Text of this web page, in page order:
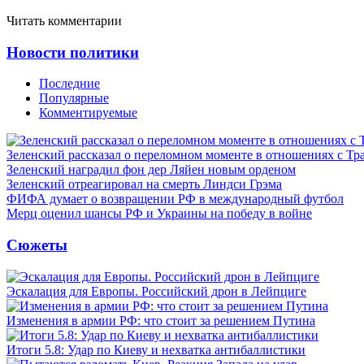
Читать комментарии
Новости политики
Последние
Популярные
Комментируемые
Зеленский рассказал о переломном моменте в отношениях с
Зеленский наградил фон дер Ляйен новым орденом
Зеленский отреагировал на смерть Линдси Грэма
ФИФА думает о возвращении РФ в международный футбол
Мерц оценил шансы РФ и Украины на победу в войне
Сюжеты
Эскалация для Европы. Российский дрон в Лейпциге
Изменения в армии РФ: что стоит за решением Путина
Итоги 5.8: Удар по Киеву и нехватка антибаллистики